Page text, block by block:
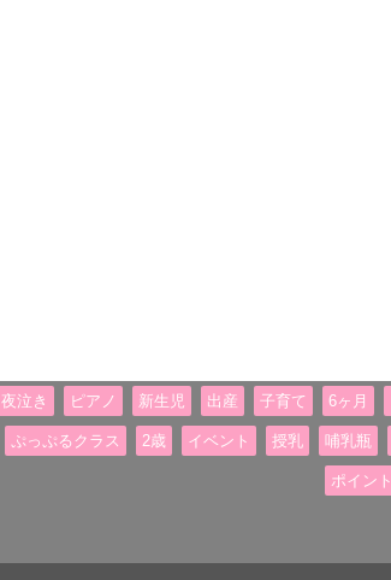
夜泣き ピアノ 新生児 出産 子育て 6ヶ月
ぷっぷるクラス 2歳 イベント 授乳 哺乳瓶
ポイント